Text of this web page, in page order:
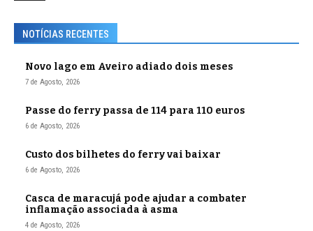
NOTÍCIAS RECENTES
Novo lago em Aveiro adiado dois meses
7 de Agosto, 2026
Passe do ferry passa de 114 para 110 euros
6 de Agosto, 2026
Custo dos bilhetes do ferry vai baixar
6 de Agosto, 2026
Casca de maracujá pode ajudar a combater
inflamação associada à asma
4 de Agosto, 2026